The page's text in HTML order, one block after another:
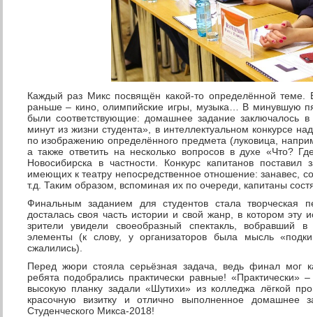
Каждый раз Микс посвящён какой-то определённой
раньше – кино, олимпийские игры, музыка… В минувшую
были соответствующие: домашнее задание заключалось
минут из жизни студента», в интеллектуальном конкурсе
по изображению определённого предмета (луковица,
а также ответить на несколько вопросов в духе «Что?
Новосибирска в частности. Конкурс капитанов
имеющих к театру непосредственное отношение: занавес,
т.д. Таким образом, вспоминая их по очереди, капитаны
Финальным заданием для студентов стала творческая
досталась своя часть истории и свой жанр, в котором эту
зрители увидели своеобразный спектакль,
элементы (к слову, у организаторов была мысль
сжалились).
Перед жюри стояла серьёзная задача, ведь финал мог
ребята подобрались практически равные! «Практически»
высокую планку задали «Шутихи» из колледжа лёгкой
красочную визитку и отлично выполненное домашнее
Студенческого Микса-2018!